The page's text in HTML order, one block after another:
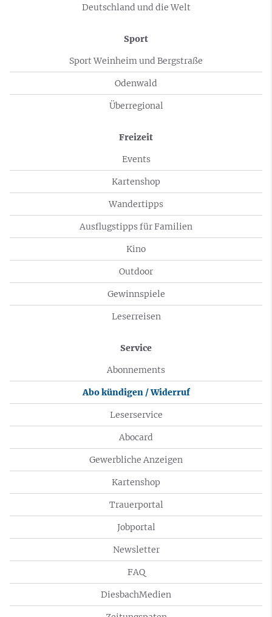
Deutschland und die Welt
Sport
Sport Weinheim und Bergstraße
Odenwald
Überregional
Freizeit
Events
Kartenshop
Wandertipps
Ausflugstipps für Familien
Kino
Outdoor
Gewinnspiele
Leserreisen
Service
Abonnements
Abo kündigen / Widerruf
Leserservice
Abocard
Gewerbliche Anzeigen
Kartenshop
Trauerportal
Jobportal
Newsletter
FAQ
DiesbachMedien